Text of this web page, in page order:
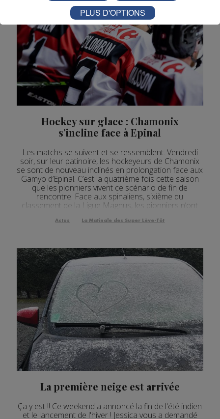
Hockey sur glace : Chamonix
s’incline face à Epinal
Les matchs se suivent et se ressemblent. Vendredi
soir, sur leur patinoire, les hockeyeurs de Chamonix
se sont de nouveau inclinés en prolongation face aux
Gamyo d’Epinal. C’est la quatrième fois cette saison
que les pionniers vivent ce scénario de fin de
rencontre. Face aux spinaliens, sixième du
classement de la Ligue Magnus, les pionniers n’ont
Actus La Matinale des Super Lève-Tôt
La première neige est arrivée
Ça y est !! Ce weekend a annoncé la fin de l'été indien
et le lancement de l'hiver ! Jessica vous a demandé
PLUS D'OPTIONS